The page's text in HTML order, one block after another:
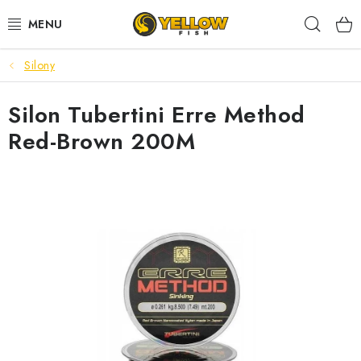
na
NOVINKY 2026
LETNÉ ZĽAVY
HALDORADO
Silony
Silon Tubertini Erre Method
Red-Brown 200M